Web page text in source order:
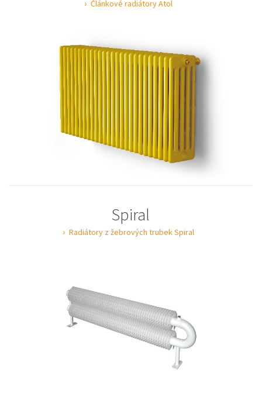
Článkové radiátory Atol
Spiral
Radiátory z žebrových trubek Spiral